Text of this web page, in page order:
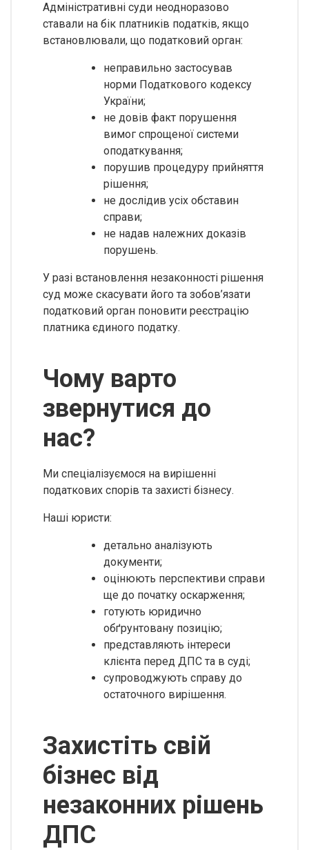
Адміністративні суди неодноразово
ставали на бік платників податків, якщо
встановлювали, що податковий орган:
неправильно застосував
норми Податкового кодексу
України;
не довів факт порушення
вимог спрощеної системи
оподаткування;
порушив процедуру прийняття
рішення;
не дослідив усіх обставин
справи;
не надав належних доказів
порушень.
У разі встановлення незаконності рішення
суд може скасувати його та зобов’язати
податковий орган поновити реєстрацію
платника єдиного податку.
Чому варто
звернутися до
нас?
Ми спеціалізуємося на вирішенні
податкових спорів та захисті бізнесу.
Наші юристи:
детально аналізують
документи;
оцінюють перспективи справи
ще до початку оскарження;
готують юридично
обґрунтовану позицію;
представляють інтереси
клієнта перед ДПС та в суді;
супроводжують справу до
остаточного вирішення.
Захистіть свій
бізнес від
незаконних рішень
ДПС